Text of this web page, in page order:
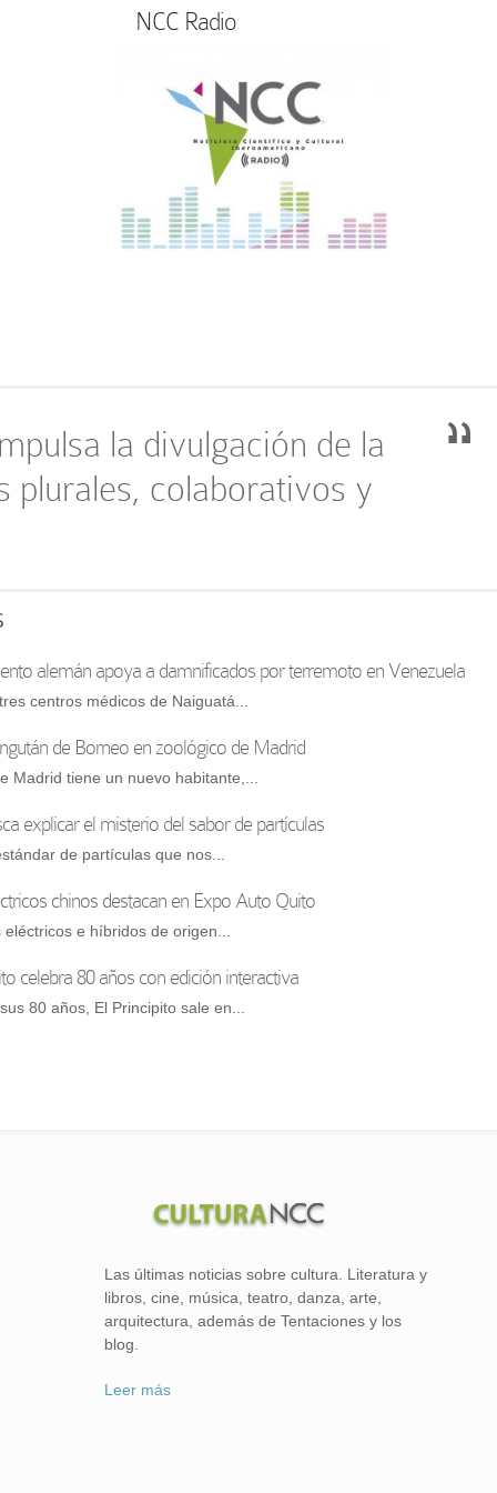
NCC Radio
la divulgación de la
plurales, colaborativos y
alemán apoya a damnificados por terremoto en Venezuela
centros médicos de Naiguatá...
de Borneo en zoológico de Madrid
Madrid tiene un nuevo habitante,...
explicar el misterio del sabor de partículas
de partículas que nos...
chinos destacan en Expo Auto Quito
eléctricos e híbridos de origen...
celebra 80 años con edición interactiva
80 años, El Principito sale en...
Las últimas noticias sobre cultura. Literatura y
libros, cine, música, teatro, danza, arte,
arquitectura, además de Tentaciones y los
blog.
Leer más